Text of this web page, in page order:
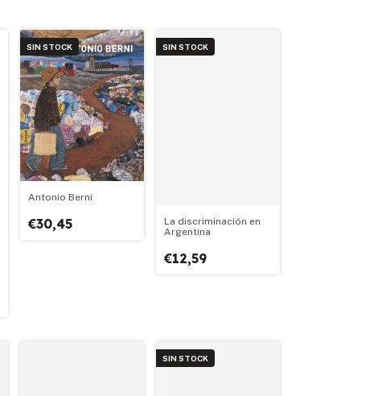
SIN STOCK
Antonio Berni
€30,45
SIN STOCK
La discriminación en
Argentina
€12,59
SIN STOCK